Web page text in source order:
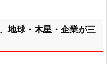
地球・木星・企業が三